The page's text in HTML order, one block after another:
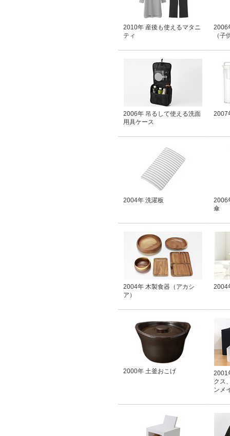
2010年 産後も使えるマタニ
ティ
2006
（子
2006年 吊るして使える洗面
用具ケース
2007
2004年 洗濯板
2006
傘
2004年 木製食器（アカシ
ア）
2004
2000年 土釜おこげ
2001
クス
ンメ